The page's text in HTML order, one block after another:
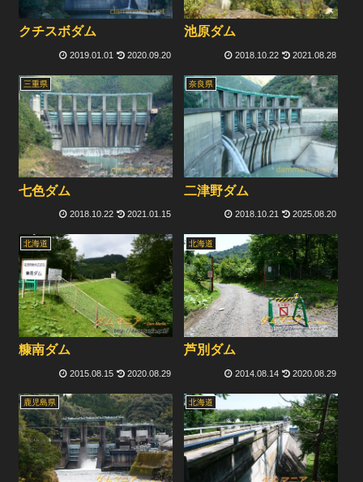
クチスボダム
2019.01.01 2020.09.20
池原ダム
2018.10.22 2021.08.28
三重県
七色ダム
2018.10.22 2021.01.15
奈良県
二津野ダム
2018.10.21 2025.08.20
北海道
糠南ダム
2015.08.15 2020.08.29
北海道
芦別ダム
2014.08.14 2020.08.29
鹿児島県 北海道